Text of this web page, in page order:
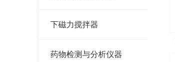
下磁力搅拌器
药物检测与分析仪器